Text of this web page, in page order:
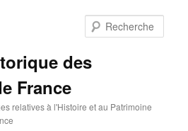
des
France
relatives à l'Histoire et au Patrimoine